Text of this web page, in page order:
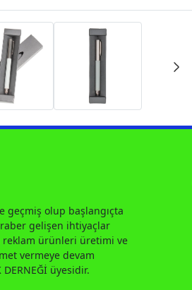
geçmiş olup başlangıçta
gelişen ihtiyaçlar
reklam ürünleri üretimi ve
vermeye devam
üyesidir.